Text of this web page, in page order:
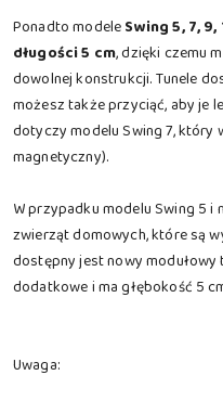
Ponadto modeleSwing 5, 7, 9,
długości 5 cm, dzięki czemu
dowolnej konstrukcji. Tunele
możesz także przyciąć, aby je
dotyczy modelu Swing 7, który
magnetyczny).
W przypadku modelu Swing 5 i
zwierząt domowych, które są
dostępny jest nowy
dodatkowe i ma głębokość 5
Uwaga: